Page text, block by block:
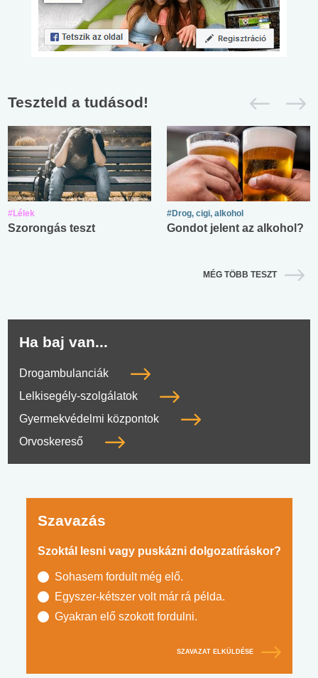
Teszteld a tudásod!
#Lélek
Szorongás teszt
#Drog, cigi, alkohol
Gondot jelent az alkohol?
MÉG TÖBB TESZT
Ha baj van...
Drogambulanciák
Lelkisegély-szolgálatok
Gyermekvédelmi központok
Orvoskereső
Szavazás
Szoktál lesni vagy puskázni dolgozatíráskor?
Sohasem fordult még elő.
Egyszer-kétszer volt már rá példa.
Gyakran elő szokott fordulni.
SZAVAZAT ELKÜLDÉSE